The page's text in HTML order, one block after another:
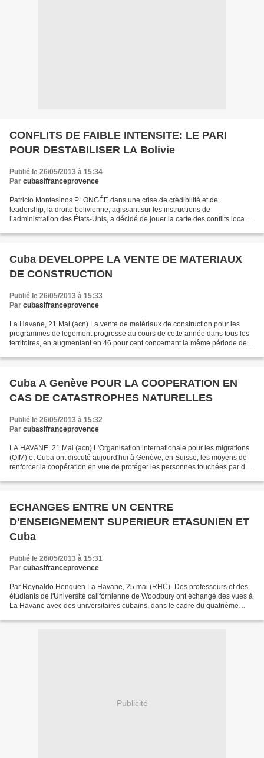
CONFLITS DE FAIBLE INTENSITE: LE PARI
POUR DESTABILISER LA Bolivie
Publié le 26/05/2013 à 15:34
Par cubasifranceprovence
Patricio Montesinos PLONGÉE dans une crise de crédibilité et de
leadership, la droite bolivienne, agissant sur les instructions de
l’administration des États-Unis, a décidé de jouer la carte des conflits locaux
Cuba DEVELOPPE LA VENTE DE MATERIAUX
DE CONSTRUCTION
Publié le 26/05/2013 à 15:33
Par cubasifranceprovence
La Havane, 21 Mai (acn) La vente de matériaux de construction pour les
programmes de logement progresse au cours de cette année dans tous les
territoires, en augmentant en 46 pour cent concernant la même période de
Cuba A Genève POUR LA COOPERATION EN
CAS DE CATASTROPHES NATURELLES
Publié le 26/05/2013 à 15:32
Par cubasifranceprovence
LA HAVANE, 21 Mai (acn) L'Organisation internationale pour les migrations
(OIM) et Cuba ont discuté aujourd'hui à Genève, en Suisse, les moyens de
renforcer la coopération en vue de protéger les personnes touchées par des
ECHANGES ENTRE UN CENTRE
D'ENSEIGNEMENT SUPERIEUR ETASUNIEN ET
Cuba
Publié le 26/05/2013 à 15:31
Par cubasifranceprovence
Par Reynaldo Henquen La Havane, 25 mai (RHC)- Des professeurs et des
étudiants de l'Université californienne de Woodbury ont échangé des vues à
La Havane avec des universitaires cubains, dans le cadre du quatrième
Publicité